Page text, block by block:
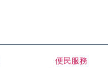
便民服務